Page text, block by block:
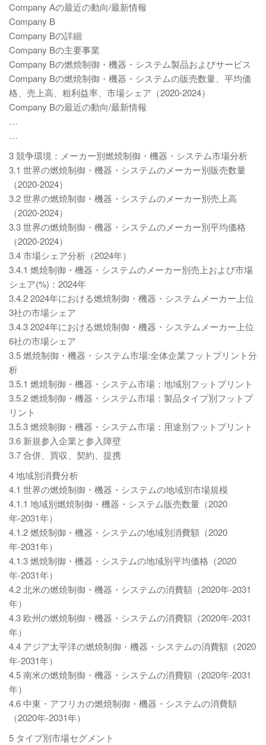
Company Aの最近の動向/最新情報
Company B
Company Bの詳細
Company Bの主要事業
Company Bの燃焼制御・機器・システム製品およびサービス
Company Bの燃焼制御・機器・システムの販売数量、平均価
格、売上高、粗利益率、市場シェア（2020-2024）
Company Bの最近の動向/最新情報
…
…
3 競争環境：メーカー別燃焼制御・機器・システム市場分析
3.1 世界の燃焼制御・機器・システムのメーカー別販売数量
（2020-2024）
3.2 世界の燃焼制御・機器・システムのメーカー別売上高
（2020-2024）
3.3 世界の燃焼制御・機器・システムのメーカー別平均価格
（2020-2024）
3.4 市場シェア分析（2024年）
3.4.1 燃焼制御・機器・システムのメーカー別売上および市場
シェア(%)：2024年
3.4.2 2024年における燃焼制御・機器・システムメーカー上位
3社の市場シェア
3.4.3 2024年における燃焼制御・機器・システムメーカー上位
6社の市場シェア
3.5 燃焼制御・機器・システム市場:全体企業フットプリント分
析
3.5.1 燃焼制御・機器・システム市場：地域別フットプリント
3.5.2 燃焼制御・機器・システム市場：製品タイプ別フットプ
リント
3.5.3 燃焼制御・機器・システム市場：用途別フットプリント
3.6 新規参入企業と参入障壁
3.7 合併、買収、契約、提携
4 地域別消費分析
4.1 世界の燃焼制御・機器・システムの地域別市場規模
4.1.1 地域別燃焼制御・機器・システム販売数量（2020
年-2031年）
4.1.2 燃焼制御・機器・システムの地域別消費額（2020
年-2031年）
4.1.3 燃焼制御・機器・システムの地域別平均価格（2020
年-2031年）
4.2 北米の燃焼制御・機器・システムの消費額（2020年-2031
年）
4.3 欧州の燃焼制御・機器・システムの消費額（2020年-2031
年）
4.4 アジア太平洋の燃焼制御・機器・システムの消費額（2020
年-2031年）
4.5 南米の燃焼制御・機器・システムの消費額（2020年-2031
年）
4.6 中東・アフリカの燃焼制御・機器・システムの消費額
（2020年-2031年）
5 タイプ別市場セグメント